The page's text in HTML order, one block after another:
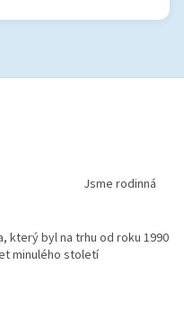
Jsme rodinná
který byl na trhu od roku 1990
minulého století